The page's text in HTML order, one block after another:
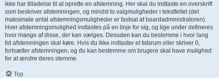
ikke har tilladelse til at oprette en afstemning. Her skal du indtaste en overskrift
som beskriver afstemningen, og mindst to valgmuligheder i tekstfeltet (det
maksimale antal afstemningsmuligheder er fastsat af boardadministratoren).
Hver afstemningsmulighed indtastes på en linje for sig, og lige under defineres
hvor mange af disse, der kan vælges. Desuden kan du bestemme i hvor lang
tid afstemningen skal køre. Hvis du ikke indtaster et tidsrum eller skriver 0,
fortsætter afstemningen, og du kan bestemme om brugere skal have mulighed
for at ændre deres stemme.
Top